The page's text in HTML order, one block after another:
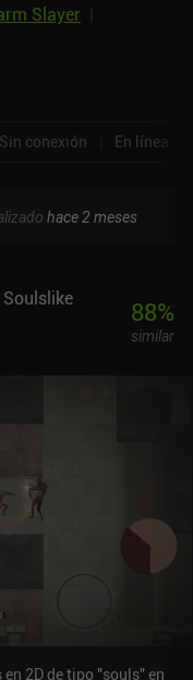
Slayer
Sin conexión En línea
hace 2 meses
88%
similar
2D de tipo "souls" en